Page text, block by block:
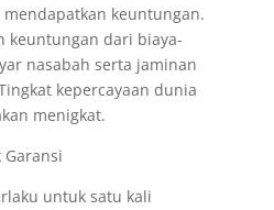
keuntungan.
keuntungan dari biaya-
nasabah serta jaminan
kepercayaan dunia
menigkat.
untuk satu kali